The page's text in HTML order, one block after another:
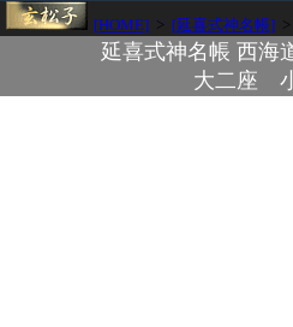
[HOME] [延喜式神名帳]
延喜式神名帳 西
大二座